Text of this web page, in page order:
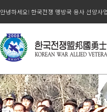
안녕하세요! 한국전쟁 맹방국 용사 선양사